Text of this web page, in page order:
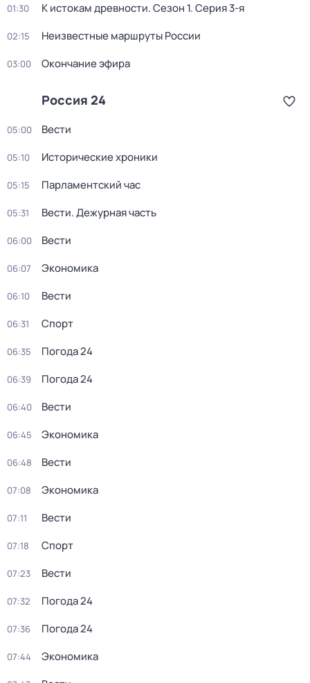
01:30 К истокам древности. Сезон 1. Серия 3-я
02:15 Неизвестные маршруты России
03:00 Окончание эфира
Россия 24
05:00 Вести
05:10 Исторические хроники
05:15 Парламентский час
05:31 Вести. Дежурная часть
06:00 Вести
06:07 Экономика
06:10 Вести
06:31 Спорт
06:35 Погода 24
06:39 Погода 24
06:40 Вести
06:45 Экономика
06:48 Вести
07:08 Экономика
07:11 Вести
07:18 Спорт
07:23 Вести
07:32 Погода 24
07:36 Погода 24
07:44 Экономика